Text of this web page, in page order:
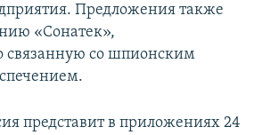
Предложения также
«Сонатек»,
связанную со шпионским
представит в приложениях 24